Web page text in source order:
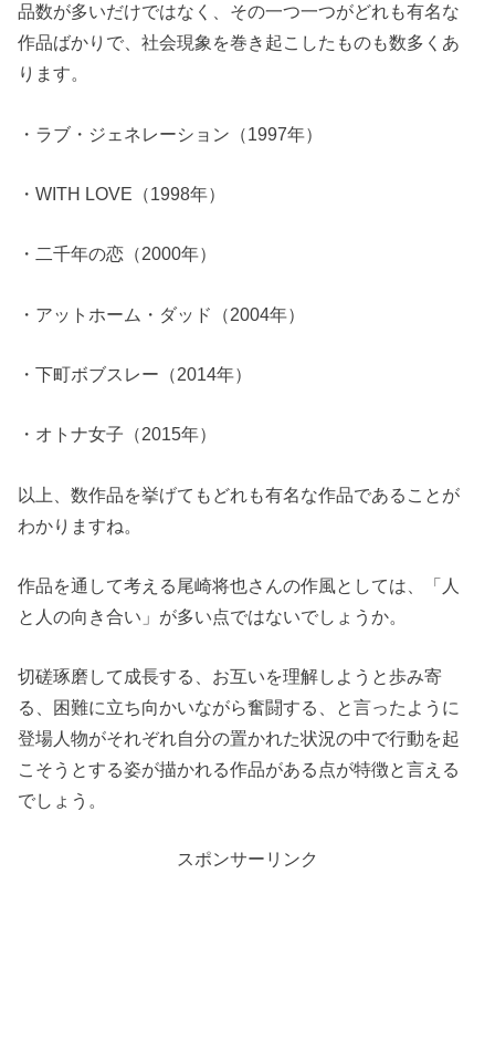
品数が多いだけではなく、その一つ一つがどれも有名な
作品ばかりで、社会現象を巻き起こしたものも数多くあ
ります。
・ラブ・ジェネレーション（1997年）
・WITH LOVE（1998年）
・二千年の恋（2000年）
・アットホーム・ダッド（2004年）
・下町ボブスレー（2014年）
・オトナ女子（2015年）
以上、数作品を挙げてもどれも有名な作品であることが
わかりますね。
作品を通して考える尾崎将也さんの作風としては、「人
と人の向き合い」が多い点ではないでしょうか。
切磋琢磨して成長する、お互いを理解しようと歩み寄
る、困難に立ち向かいながら奮闘する、と言ったように
登場人物がそれぞれ自分の置かれた状況の中で行動を起
こそうとする姿が描かれる作品がある点が特徴と言える
でしょう。
スポンサーリンク